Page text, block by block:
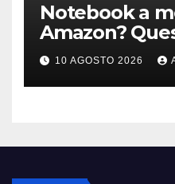
Notebook a
Amazon?
modello
10 AGOSTO 2026